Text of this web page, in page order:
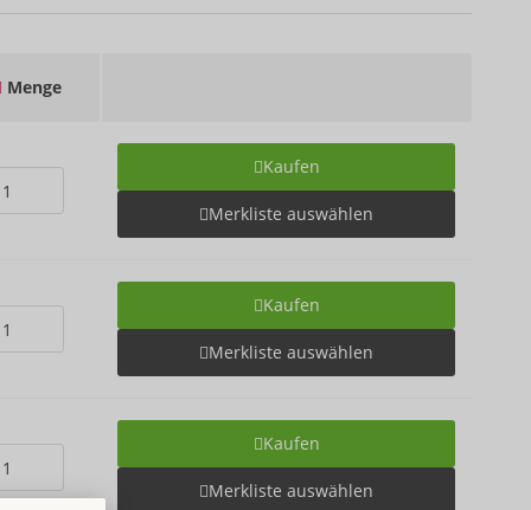
Menge
Kaufen
Merkliste auswählen
Kaufen
Merkliste auswählen
Kaufen
Merkliste auswählen